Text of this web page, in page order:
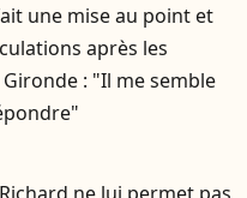
une mise au point et
après les
: "Il me semble